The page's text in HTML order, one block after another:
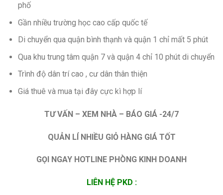
phố
Gần nhiều trường học cao cấp quốc tế
Di chuyển qua quận bình thạnh và quận 1 chỉ mất 5 phút
Qua khu trung tâm quận 7 và quận 4 chỉ 10 phút di chuyển
Trình độ dân trí cao , cư dân thân thiện
Giá thuê và mua tại đây cực kì hợp lí
TƯ VẤN – XEM NHÀ – BÁO GIÁ -24/7
QUẢN LÍ NHIỀU GIỎ HÀNG GIÁ TỐT
GỌI NGAY HOTLINE PHÒNG KINH DOANH
LIÊN HỆ PKD :